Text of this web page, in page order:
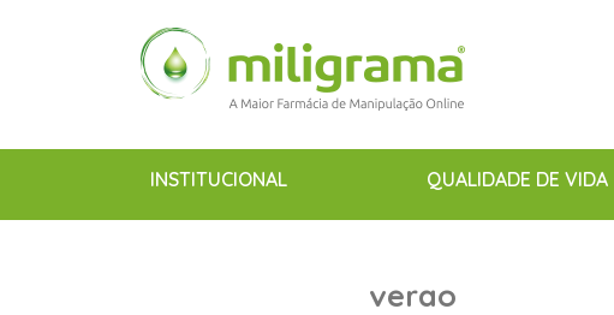
INSTITUCIONAL QUALIDADE DE VIDA
verao